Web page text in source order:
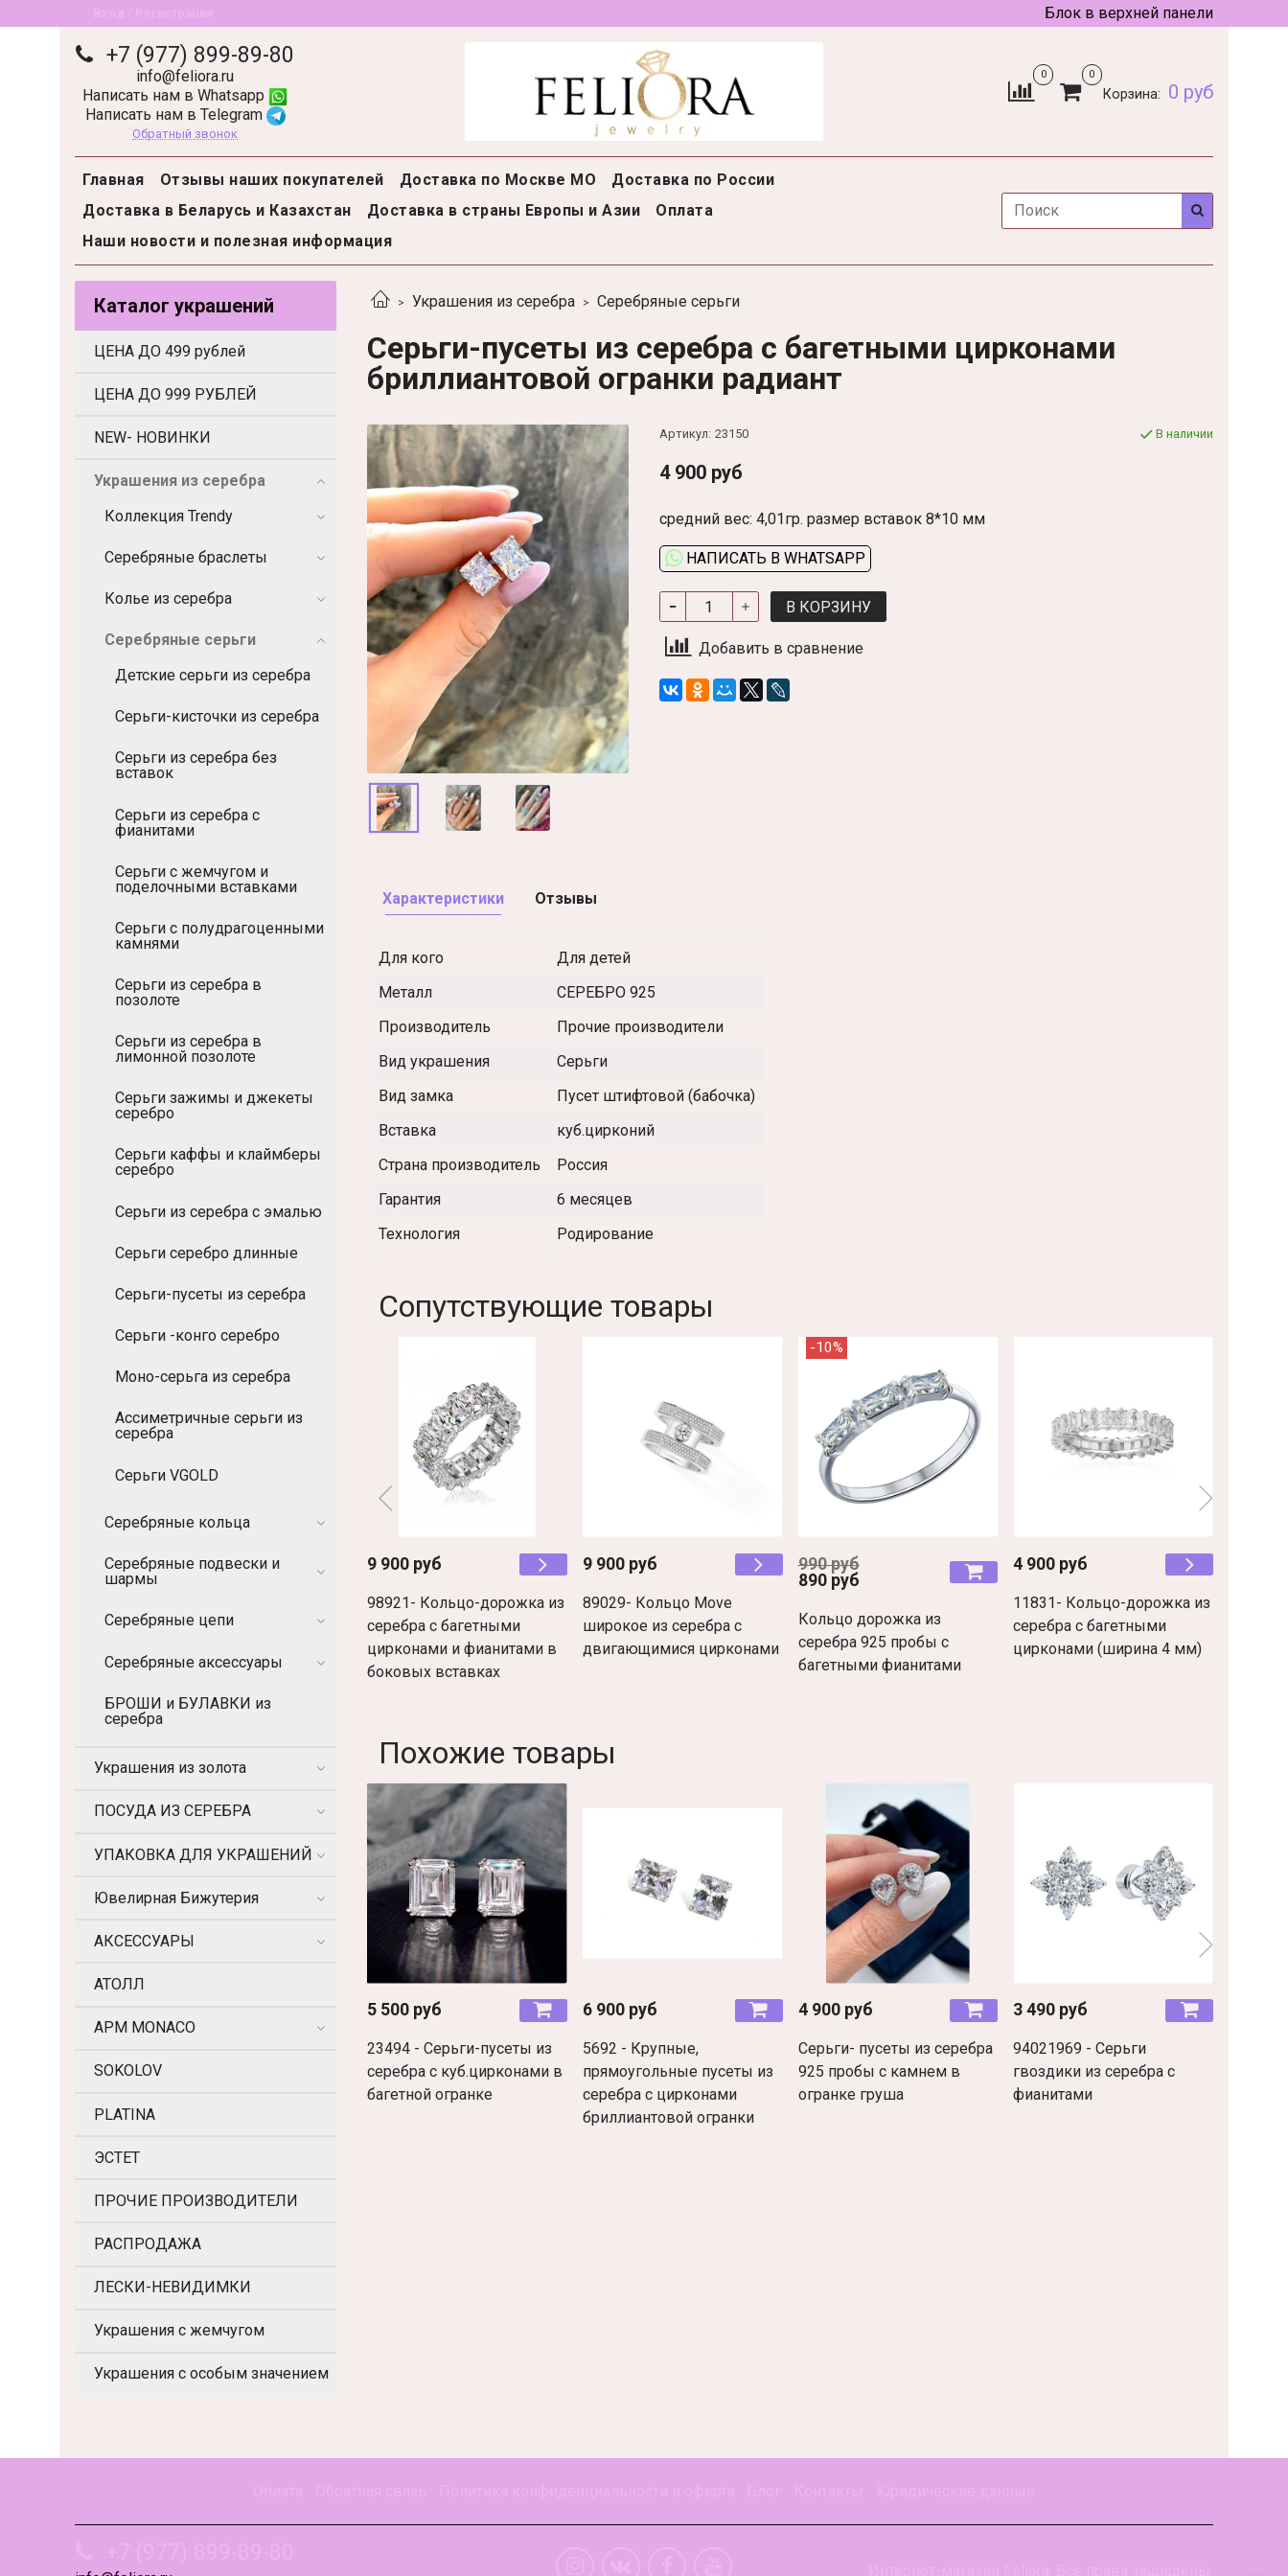
Блок в верхней панели
+7 (977) 899-89-80
info@feliora.ru
Написать нам в Whatsapp
Написать нам в Telegram
Обратный звонок
0 0
Корзина: 0 руб
Главная Отзывы наших покупателей Доставка по Москве МО
Доставка по России
Доставка в Беларусь и Казахстан
Доставка в страны Европы и Азии
Оплата
Наши новости и полезная информация
Украшения из серебра Серебряные серьги
Серьги-пусеты из серебра с багетными цирконами
бриллиантовой огранки радиант
Артикул: 23150 В наличии
4 900 руб
средний вес: 4,01гр. размер вставок 8*10 мм
НАПИСАТЬ В WHATSAPP
В КОРЗИНУ
Добавить в сравнение
Характеристики
Для кого
Для детей
Металл
СЕРЕБРО 925
Производитель
Прочие производители
Вид украшения
Серьги
Вид замка
Пусет штифтовой (бабочка)
Вставка
куб.цирконий
Страна производитель
Россия
Гарантия
6 месяцев
Технология
Родирование
Отзывы
Сопутствующие товары
9 900 руб
98921- Кольцо-дорожка из
серебра с багетными
цирконами и фианитами в
боковых вставках
9 900 руб
89029- Кольцо Move
широкое из серебра с
двигающимися цирконами
-10%
990 руб
890 руб
Кольцо дорожка из
серебра 925 пробы с
багетными фианитами
4 900 руб
11831- Кольцо-дорожка из
серебра с багетными
цирконами (ширина 4 мм)
Похожие товары
5 500 руб
23494 - Серьги-пусеты из
серебра с куб.цирконами в
багетной огранке
6 900 руб
5692 - Крупные,
прямоугольные пусеты из
серебра с цирконами
бриллиантовой огранки
4 900 руб
Серьги- пусеты из серебра
925 пробы с камнем в
огранке груша
3 490 руб
94021969 - Серьги
гвоздики из серебра с
фианитами
Каталог украшений
ЦЕНА ДО 499 рублей
ЦЕНА ДО 999 РУБЛЕЙ
NEW- НОВИНКИ
Украшения из серебра
Коллекция Trendy
Серебряные браслеты
Колье из серебра
Серебряные серьги
Детские серьги из серебра
Серьги-кисточки из серебра
Серьги из серебра без
вставок
Серьги из серебра с
фианитами
Серьги с жемчугом и
поделочными вставками
Серьги с полудрагоценными
камнями
Серьги из серебра в
позолоте
Серьги из серебра в
лимонной позолоте
Серьги зажимы и джекеты
серебро
Серьги каффы и клаймберы
серебро
Серьги из серебра с эмалью
Серьги серебро длинные
Серьги-пусеты из серебра
Серьги -конго серебро
Моно-серьга из серебра
Ассиметричные серьги из
серебра
Серьги VGOLD
Серебряные кольца
Серебряные подвески и
шармы
Серебряные цепи
Серебряные аксессуары
БРОШИ и БУЛАВКИ из
серебра
Украшения из золота
ПОСУДА ИЗ СЕРЕБРА
УПАКОВКА ДЛЯ УКРАШЕНИЙ
Ювелирная Бижутерия
АКСЕССУАРЫ
АТОЛЛ
APM MONACO
SOKOLOV
PLATINA
ЭСТЕТ
ПРОЧИЕ ПРОИЗВОДИТЕЛИ
РАСПРОДАЖА
ЛЕСКИ-НЕВИДИМКИ
Украшения с жемчугом
Украшения с особым значением